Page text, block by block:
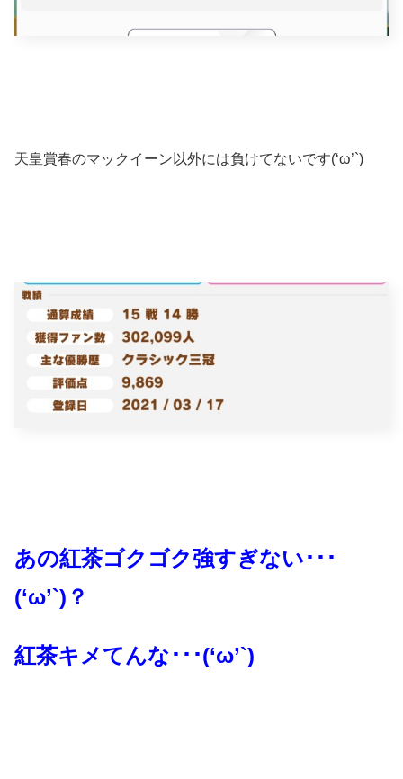
天皇賞春のマックイーン以外には負けてないです(‘ω’`)
あの紅茶ゴクゴク強すぎない･･･
(‘ω’`)？
紅茶キメてんな･･･(‘ω’`)